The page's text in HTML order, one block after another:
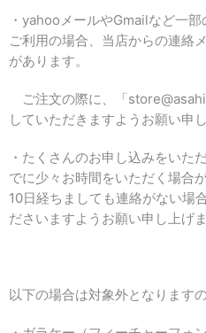
・yahooメールやGmailなど一
ご利用の場合、当店からの連絡
があります。
ご注文の際に、「
していただきますようお願い申
・たくさんのお申し込みをいた
でに少々お時間をいただく場合
10日経ちましても連絡がない場
ださいますようお願い申し上げま
以下の場合は対象外となります